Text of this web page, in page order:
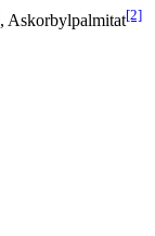
, Askorbylpalmitat[2]